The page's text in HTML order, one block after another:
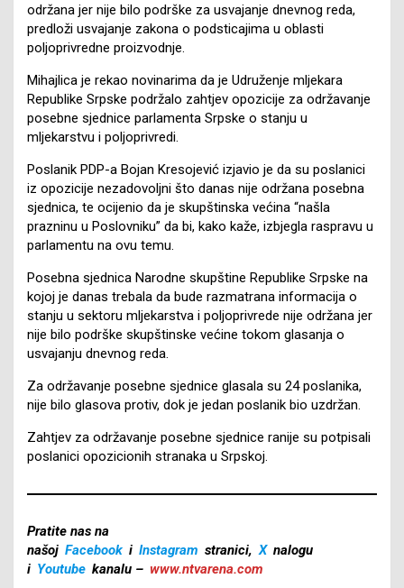
održana jer nije bilo podrške za usvajanje dnevnog reda,
predloži usvajanje zakona o podsticajima u oblasti
poljoprivredne proizvodnje.
Mihajlica je rekao novinarima da je Udruženje mljekara
Republike Srpske podržalo zahtjev opozicije za održavanje
posebne sjednice parlamenta Srpske o stanju u
mljekarstvu i poljoprivredi.
Poslanik PDP-a Bojan Kresojević izjavio je da su poslanici
iz opozicije nezadovoljni što danas nije održana posebna
sjednica, te ocijenio da je skupštinska većina “našla
prazninu u Poslovniku” da bi, kako kaže, izbjegla raspravu u
parlamentu na ovu temu.
Posebna sjednica Narodne skupštine Republike Srpske na
kojoj je danas trebala da bude razmatrana informacija o
stanju u sektoru mljekarstva i poljoprivrede nije održana jer
nije bilo podrške skupštinske većine tokom glasanja o
usvajanju dnevnog reda.
Za održavanje posebne sjednice glasala su 24 poslanika,
nije bilo glasova protiv, dok je jedan poslanik bio uzdržan.
Zahtjev za održavanje posebne sjednice ranije su potpisali
poslanici opozicionih stranaka u Srpskoj.
Pratite nas na
našoj Facebook i Instagram stranici, X nalogu
i Youtube kanalu – www.ntvarena.com